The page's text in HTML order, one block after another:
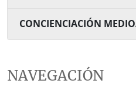
CONCIENCIACIÓN
NAVEGACIÓN